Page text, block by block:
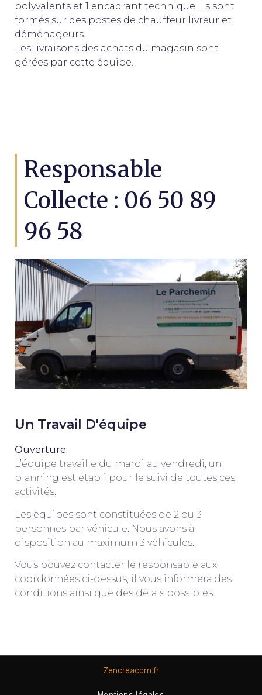
polyvalents et 1 encadrant technique. Ils sont
formés sur des postes de chauffeur livreur et
déménageurs.
Les livraisons des achats du magasin sont
gérées par cette équipe.
Responsable
Collecte : 06 50 89
96 58
Un Travail D'équipe
Ouverture:
L’équipe travaille du mardi au vendredi, un
planning est établi pour le suivi de toutes ces
activités.
Les équipes sont constituées de 2 ou 3
personnes par véhicule. Nous avons à
disposition au maximum 3 véhicules.
Vous pouvez contacter le responsable aux
coordonnées ci-dessus, il vous informera des
conditions ainsi que des délais possibles.
Zencreacom.fr